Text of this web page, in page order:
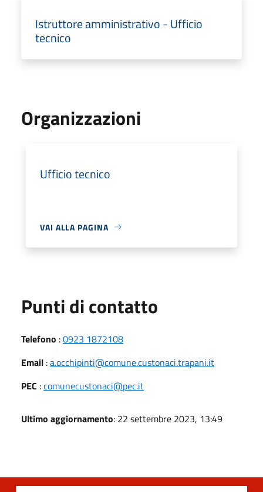
Istruttore amministrativo - Ufficio
tecnico
Organizzazioni
Ufficio tecnico
VAI ALLA PAGINA
Punti di contatto
Telefono :0923 1872108
Email :a.occhipinti@comune.custonaci.trapani.it
PEC :comunecustonaci@pec.it
Ultimo aggiornamento: 22 settembre 2023, 13:49